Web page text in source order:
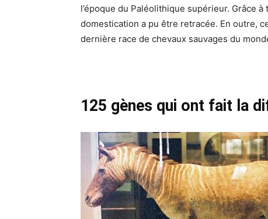
l’époque du Paléolithique supérieur. Grâce
domestication a pu être retracée. En outre,
dernière race de chevaux sauvages du
125 gènes qui ont fait la